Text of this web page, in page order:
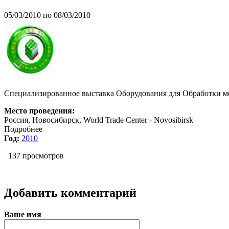
05/03/2010 по 08/03/2010
Специализированное выставка Оборудования для Обработки
Место проведения:
Россия, Новосибирск, World Trade Center - Novosibirsk
Подробнее
Год: 2010
137 просмотров
Добавить комментарий
Ваше имя